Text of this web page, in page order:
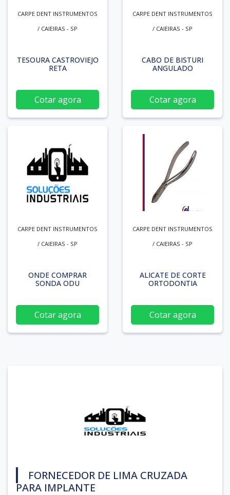
CARPE DENT INSTRUMENTOS
/ CAIEIRAS - SP
TESOURA CASTROVIEJO
RETA
Cotar agora
CARPE DENT INSTRUMENTOS
/ CAIEIRAS - SP
CABO DE BISTURI
ANGULADO
Cotar agora
CARPE DENT INSTRUMENTOS
/ CAIEIRAS - SP
ONDE COMPRAR
SONDA ODU
Cotar agora
CARPE DENT INSTRUMENTOS
/ CAIEIRAS - SP
ALICATE DE CORTE
ORTODONTIA
Cotar agora
FORNECEDOR DE LIMA CRUZADA
PARA IMPLANTE